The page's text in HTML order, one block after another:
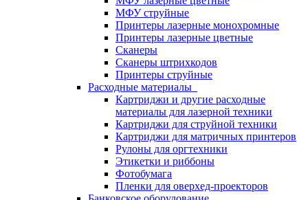
МФУ струйные
Принтеры лазерные монохромные
Принтеры лазерные цветные
Сканеры
Сканеры штрихкодов
Принтеры струйные
Расходные материалы
Картриджи и другие расходные
материалы для лазерной техники
Картриджи для струйной техники
Картриджи для матричных принтеров
Рулоны для оргтехники
Этикетки и риббоны
Фотобумага
Пленки для оверхед-проекторов